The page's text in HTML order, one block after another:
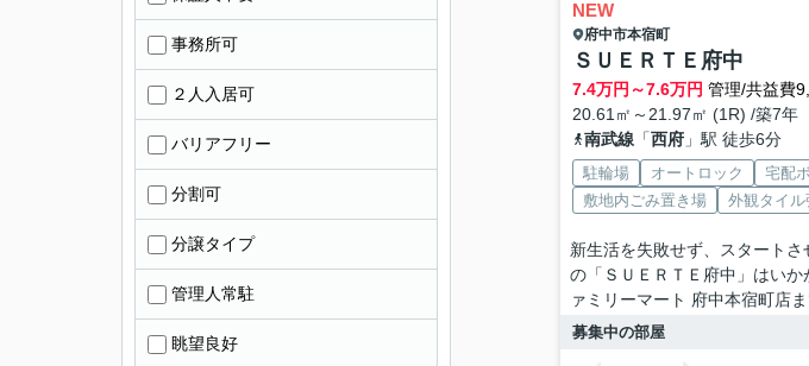
NEW
府中市本宿町
ＳＵＥＲＴＥ府中
7.4万円～7.6万円 管理/共益費
20.61㎡～21.97㎡ (1R) /築7年
南武線「西府」駅 徒歩6分
駐輪場 オートロック
宅配
敷地内ごみ置き場
外観タイル
新生活を失敗せず、スタートさ
の「ＳＵＥＲＴＥ府中」はいか
ァミリーマート 府中本宿町店ま
募集中の部屋
事務所可
２人入居可
バリアフリー
分割可
分譲タイプ
管理人常駐
眺望良好